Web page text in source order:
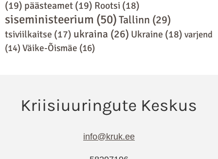
(19) päästeamet (19) Rootsi (18)
siseministeerium (50)Tallinn (29)
tsiviilkaitse (17) ukraina (26) Ukraine (18) varjend
(14) Väike-Õismäe (16)
info@kruk.ee